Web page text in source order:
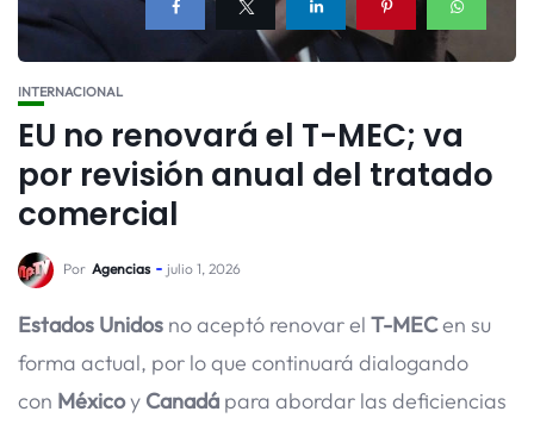
INTERNACIONAL
EU no renovará el T-MEC; va
por revisión anual del tratado
comercial
Por Agencias julio 1, 2026
Estados Unidos no aceptó renovar el T-MECen su
forma actual, por lo que continuará dialogando
con Méxicoy Canadá para abordar las deficiencias